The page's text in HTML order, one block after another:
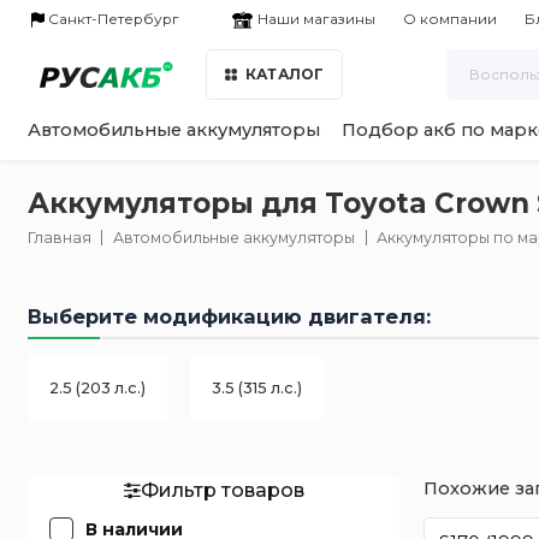
Санкт-Петербург Наши магазины О компании
КАТАЛОГ
Автомобильные аккумуляторы Подбор акб по
Аккумуляторы для Toyota Crown
Главная Автомобильные аккумуляторы Аккумуляторы по
Выберите модификацию двигателя:
2.5 (203 л.с.) 3.5 (315 л.с.)
Фильтр товаров
В наличии
Похожие